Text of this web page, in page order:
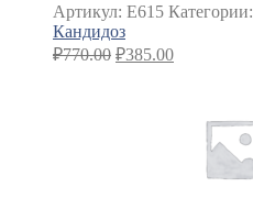
Артикул: E615 Категории:
Кандидоз
₽770.00 ₽385.00